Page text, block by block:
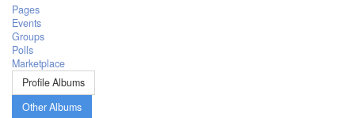
Pages
Events
Groups
Polls
Marketplace
Profile Albums
Other Albums